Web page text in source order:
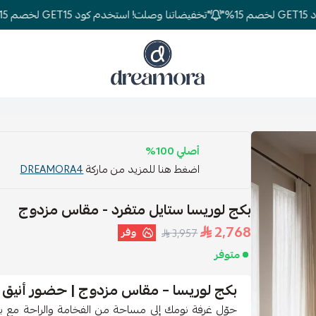
"تخفيضاتنا وصلت! استخدم كود GET15 لخصم 15%"
دريمورا للمفارش وأثاث غرف النوم
أصلي 100%
اضغط هنا للمزيد من ماركةDREAMORA4
بكج لوريسا ستايل متفرد - مقاس مزدوج
2,768
3,957 وفر
متوفر
بكج لوريسا – مقاس مزدوج | حضور
حوّل غرفة نومك إلى مساحة من الفخامة والراحة مع